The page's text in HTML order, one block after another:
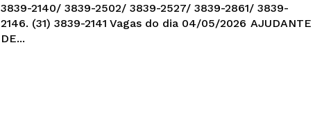
3839-2140/ 3839-2502/ 3839-2527/ 3839-2861/ 3839-
2146. (31) 3839-2141 Vagas do dia 04/05/2026 AJUDANTE
DE...